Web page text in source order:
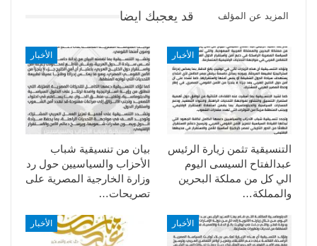
قد يعجبك ايضا المزيد عن المؤلف
الأخبار
بيان من تنسيقية شباب
الأحزاب والسياسيين حول رد
وزارة الخارجية المصرية على
تصريحات…
الأخبار
التنسيقية تثمن زيارة الرئيس
عبدالفتاح السيسى اليوم
الي كل من مملكة البحرين
والمملكة…
الأخبار الأخبار